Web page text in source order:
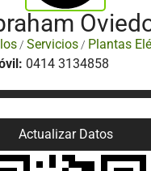
/ Servicios / Plantas
0414 3134858
Actualizar Datos